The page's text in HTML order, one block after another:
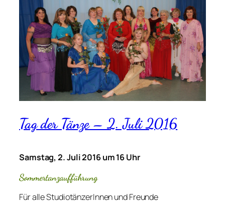
Tag der Tänze – 2. Juli 2016
Samstag, 2. Juli 2016 um 16 Uhr
Sommertanzaufführung
Für alle StudiotänzerInnen und Freunde